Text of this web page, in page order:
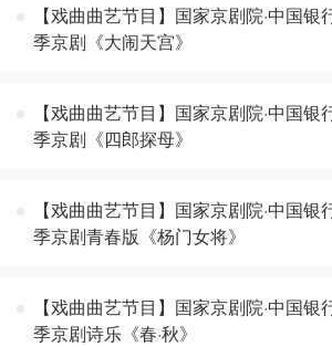
【戏曲曲艺节目】国家京剧院·中国银
季京剧《大闹天宫》
【戏曲曲艺节目】国家京剧院·中国银
季京剧《四郎探母》
【戏曲曲艺节目】国家京剧院·中国银
季京剧青春版《杨门女将》
【戏曲曲艺节目】国家京剧院·中国银
季京剧诗乐《春·秋》